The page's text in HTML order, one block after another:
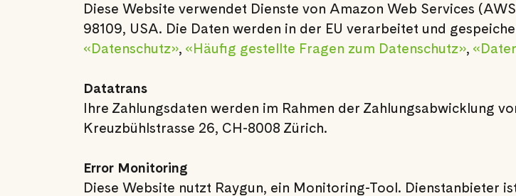
Diese Website verwendet Dienste von Amazon Web Services
98109, USA. Die Daten werden in der EU verarbeitet und
«Datenschutz», «Häufig gestellte Fragen zum Datenschutz»,
Datatrans
Ihre Zahlungsdaten werden im Rahmen der Zahlungsabwicklung
Kreuzbühlstrasse 26, CH-8008 Zürich.
Error Monitoring
Diese Website nutzt Raygun, ein Monitoring-Tool. Dienstanbieter